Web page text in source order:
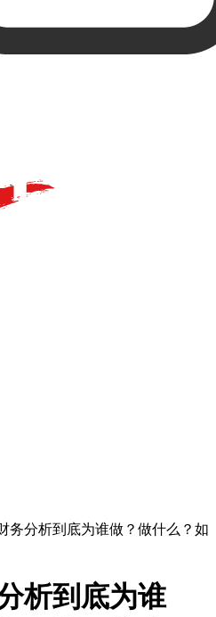
务分析到底为谁做？做什么？如
析到底为谁